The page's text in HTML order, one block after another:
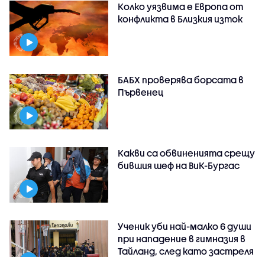
Колко уязвима е Европа от
конфликта в Близкия изток
БАБХ проверява борсата в
Първенец
Какви са обвиненията срещу
бившия шеф на ВиК-Бургас
Ученик уби най-малко 6 души
при нападение в гимназия в
Тайланд, след като застреля